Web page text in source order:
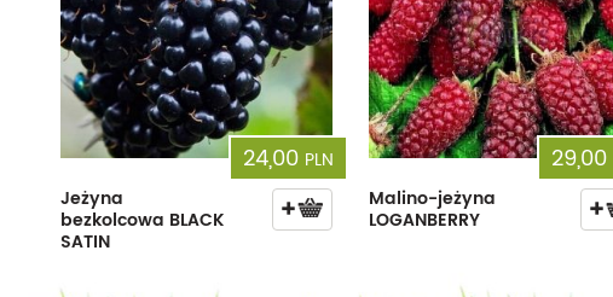
24,00 PLN
Jeżyna
bezkolcowa BLACK
SATIN
29,00
Malino-jeżyna
LOGANBERRY